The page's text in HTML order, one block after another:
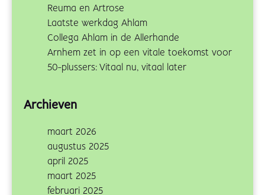
Reuma en Artrose
Laatste werkdag Ahlam
Collega Ahlam in de Allerhande
Arnhem zet in op een vitale toekomst voor
50-plussers: Vitaal nu, vitaal later
Archieven
maart 2026
augustus 2025
april 2025
maart 2025
februari 2025